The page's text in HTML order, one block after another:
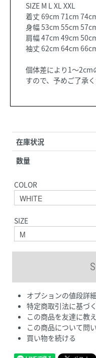
SIZE M L XL XXL
着丈 69cm 71cm
身幅 53cm 55cm
肩幅 47cm 49cm
袖丈 62cm 64cm
個体差により1〜2cm
すので、予めご了承く
在庫状況
数量
COLOR
SIZE
オプションの値段詳細
特定商取引法に基づ
この商品を友達に教
この商品について問
買い物を続ける